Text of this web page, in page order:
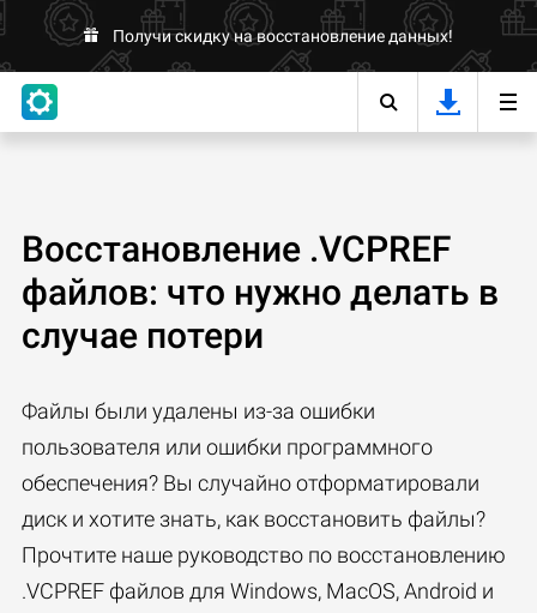
Получи скидку на восстановление данных!
Восстановление .VCPREF
файлов: что нужно делать в
случае потери
Файлы были удалены из-за ошибки
пользователя или ошибки программного
обеспечения? Вы случайно отформатировали
диск и хотите знать, как восстановить файлы?
Прочтите наше руководство по восстановлению
.VCPREF файлов для Windows, MacOS, Android и